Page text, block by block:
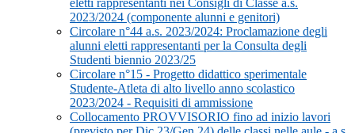
eletti rappresentanti nei Consigli di Classe a.s.
2023/2024 (componente alunni e genitori)
Circolare n°44 a.s. 2023/2024: Proclamazione degli
alunni eletti rappresentanti per la Consulta degli
Studenti biennio 2023/25
Circolare n°15 - Progetto didattico sperimentale
Studente-Atleta di alto livello anno scolastico
2023/2024 - Requisiti di ammissione
Collocamento PROVVISORIO fino ad inizio lavori